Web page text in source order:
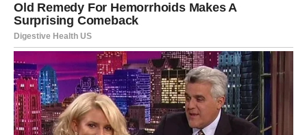
Idealna temperatura: kada
koristiti 40°C, a kada 60°C?
Odabir odgovarajuće temperature ključan je za očuvanje